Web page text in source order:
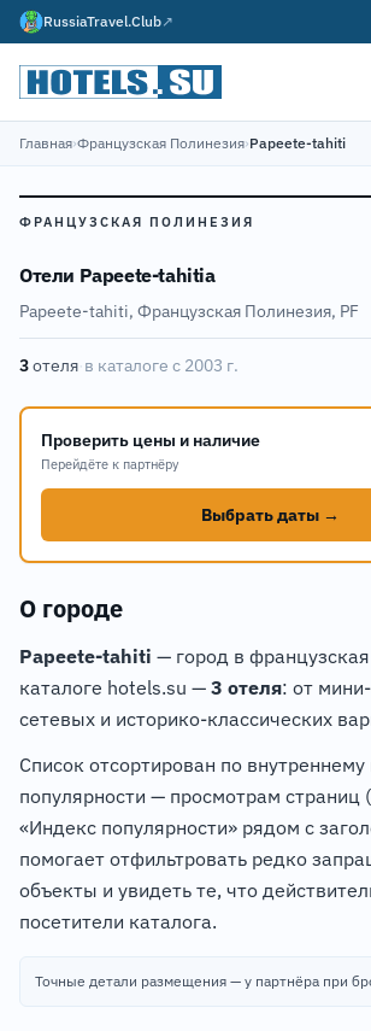
RussiaTravel.Club↗
Главная›Французская Полинезия›Papeete-tahiti
ФРАНЦУЗСКАЯ ПОЛИНЕЗИЯ
Отели Papeete-tahitiа
Papeete-tahiti, Французская Полинезия, PF
3отеля·в каталоге с 2003 г.
Проверить цены и наличие
Перейдёте к партнёру
Выбрать даты →
О городе
Papeete-tahiti — город в
каталоге hotels.su — 3 отеля: от
сетевых и историко-классических
Список отсортирован по внутреннему
популярности — просмотрам страниц
«Индекс популярности» рядом с
помогает отфильтровать редко
объекты и увидеть те, что
посетители каталога.
Точные детали размещения — у партнёра при